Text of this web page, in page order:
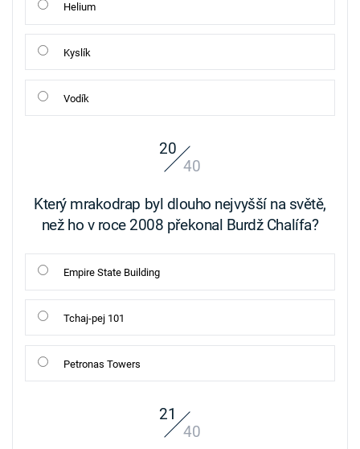
Helium
Kyslík
Vodík
20
40
Který mrakodrap byl dlouho nejvyšší na světě,
než ho v roce 2008 překonal Burdž Chalífa?
Empire State Building
Tchaj-pej 101
Petronas Towers
21
40